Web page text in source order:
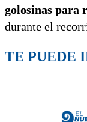
golosinas para
durante el
TE PUEDE